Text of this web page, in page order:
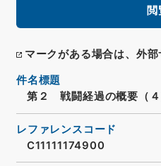
閲
マークがある場合は、外部
件名標題
第２ 戦闘経過の概要（４
レファレンスコード
C11111174900